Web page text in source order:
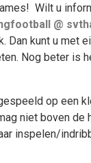
Wilt u
@
Dan kunt u met
Nog beter is
op een
niet boven de
inspelen/